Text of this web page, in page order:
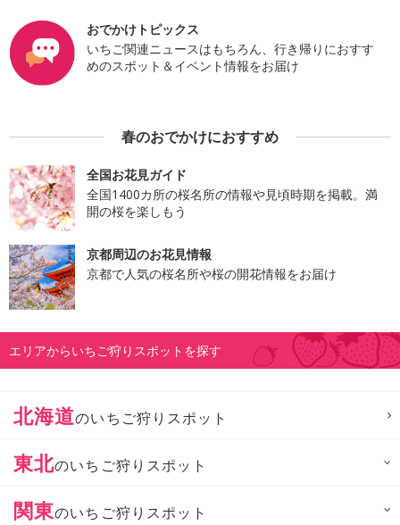
おでかけトピックス
いちご関連ニュースはもちろん、行き帰りにおすす
めのスポット＆イベント情報をお届け
春のおでかけにおすすめ
全国お花見ガイド
全国1400カ所の桜名所の情報や見頃時期を掲載。満
開の桜を楽しもう
京都周辺のお花見情報
京都で人気の桜名所や桜の開花情報をお届け
エリアからいちご狩りスポットを探す
北海道のいちご狩りスポット
東北のいちご狩りスポット
関東のいちご狩りスポット